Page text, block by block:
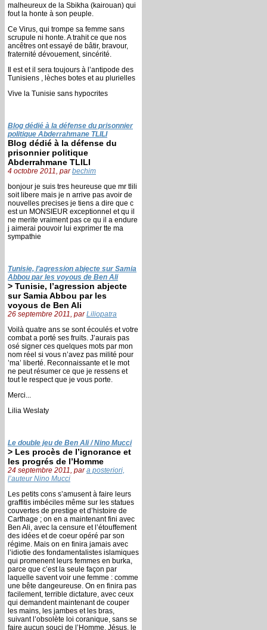
malheureux de la Sbikha (kairouan) qui
fout la honte à son peuple.
Ce Virus, qui trompe sa femme sans
scrupule ni honte. A trahit ce que nos
ancêtres ont essayé de bâtir, bravour,
fraternité dévouement, sincérité.
Il est et il sera toujours à l’antipode des
Tunisiens , lèches botes et au plurielles
Vive la Tunisie sans hypocrites
Blog dédié à la défense du prisonnier
politique Abderrahmane TLILI
Blog dédié à la défense du
prisonnier politique
Abderrahmane TLILI
4 octobre 2011, parbechim
bonjour je suis tres heureuse que mr tlili
soit libere mais je n arrive pas avoir de
nouvelles precises je tiens a dire que c
est un MONSIEUR exceptionnel et qu il
ne merite vraiment pas ce qu il a endure
j aimerai pouvoir lui exprimer tte ma
sympathie
Tunisie, l’agression abjecte sur Samia
Abbou par les voyous de Ben Ali
> Tunisie, l’agression abjecte
sur Samia Abbou par les
voyous de Ben Ali
26 septembre 2011, parLiliopatra
Voilà quatre ans se sont écoulés et votre
combat a porté ses fruits. J’aurais pas
osé signer ces quelques mots par mon
nom réel si vous n’avez pas milité pour
’ma’ liberté. Reconnaissante et le mot
ne peut résumer ce que je ressens et
tout le respect que je vous porte.
Merci...
Lilia Weslaty
Le double jeu de Ben Ali / Nino Mucci
> Les procès de l’ignorance et
les progrés de l’Homme
24 septembre 2011, para posteriori,
l’auteur Nino Mucci
Les petits cons s’amusent à faire leurs
graffitis imbéciles même sur les statues
couvertes de prestige et d’histoire de
Carthage ; on en a maintenant fini avec
Ben Ali, avec la censure et l’étouffement
des idées et de coeur opéré par son
régime. Mais on en finira jamais avec
l’idiotie des fondamentalistes islamiques
qui promenent leurs femmes en burka,
parce que c’est la seule façon par
laquelle savent voir une femme : comme
une bête dangeureuse. On en finira pas
facilement, terrible dictature, avec ceux
qui demandent maintenant de couper
les mains, les jambes et les bras,
suivant l’obsolète loi coranique, sans se
faire aucun souci de l’Homme. Jésus, le